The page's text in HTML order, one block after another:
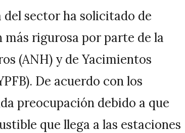
sector ha solicitado de
rigurosa por parte de la
(ANH) y de Yacimientos
De acuerdo con los
preocupación debido a que
que llega a las estaciones